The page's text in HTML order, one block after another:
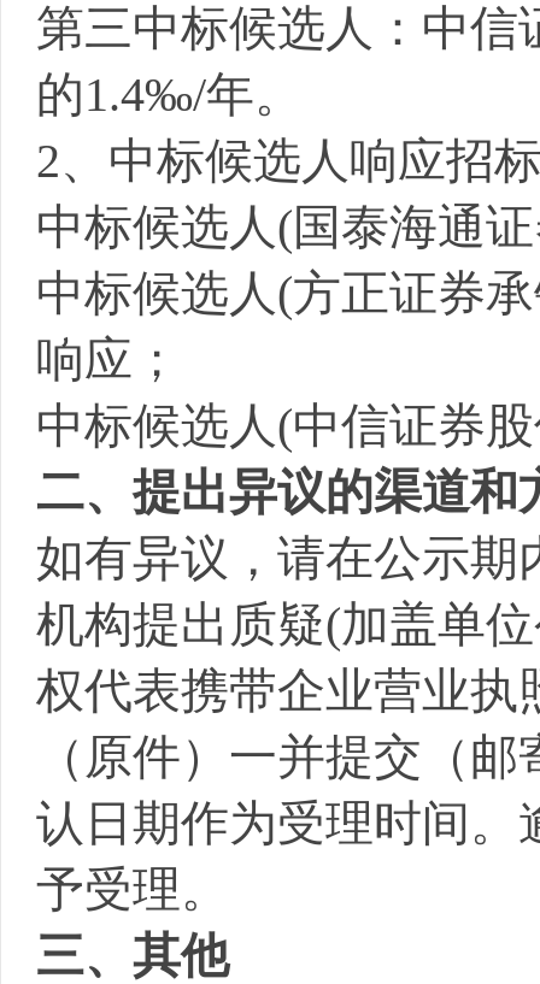
第三中标候选人：中
的1.4‰/年。
2、中标候选人响应招
中标候选人(国泰海通
中标候选人(方正证券
响应 ；
中标候选人(中信证券
二、提出异议的渠道和
如有异议，请在公示
机构提出质疑(加盖单
权代表携带企业营业执
（原件）一并提交（
认日期作为受理时间。
予受理。
三、其他